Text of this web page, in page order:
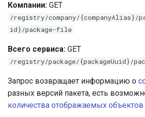
Компании: GET
/registry/company/{companyAlias}/
id}/package-file
Всего сервиса: GET
/registry/package/{packageUuid}/
Запрос возвращает информацию о
разных версий пакета, есть
количества отображаемых объектов